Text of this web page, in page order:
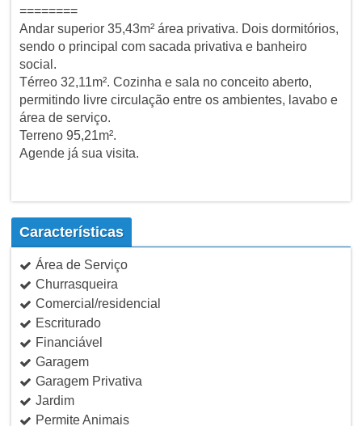
========
Andar superior 35,43m² área privativa. Dois dormitórios,
sendo o principal com sacada privativa e banheiro
social.
Térreo 32,11m². Cozinha e sala no conceito aberto,
permitindo livre circulação entre os ambientes, lavabo e
área de serviço.
Terreno 95,21m².
Agende já sua visita.
Características
Área de Serviço
Churrasqueira
Comercial/residencial
Escriturado
Financiável
Garagem
Garagem Privativa
Jardim
Permite Animais